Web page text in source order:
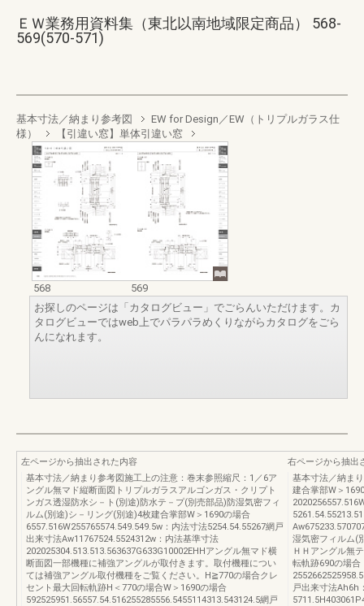
ＥＷ業務用資料集（東北以南地域限定商品） 568-
569(570-571)
基本寸法／納まり参考図
EW for Design／EW（トリプルガラス仕
様）
【引違い窓】単体引違い窓
568
569
お探しのページは「カタログビュー」でごらんいただけます。カ
タログビューではweb上でパラパラめくりながらカタログをごら
んになれます。
左ページから抽出された内容
基本寸法／納まり参考図施工上の注意：巻末参照縮尺：1／6ア
ングル無マド縦断面図トリプルガラスアルゴンガス・クリプト
ンガス透湿防水シ－ト(別途)防水テ－プ(別売部品)防湿気密フィ
ルム(別途)シ－リング(別途)4枚建合掌部W＞1690の場合
6557.516W255765574.549.549.5w：内法寸法5254.54.55267網戸
出来寸法Aw11767524.5524312w：内法基準寸法
202025304.513.513.563637G633G10002EHHアングル無マド横
断面図一部機種に補強アングルが取付きます。取付機種につい
ては補強アングル取付機種をご覧ください。H≧770の場合クレ
セント最大回転軌跡H＜770の場合W＞1690の場合
592525951.56557.54.516255285556.5455114313.543124.5網戸
右ページから抽出
基本寸法／納ま
建合掌部W＞
湿気密フィルム(
ＨＨアングル無
転軌跡690の場合
戸出来寸法Ah6h